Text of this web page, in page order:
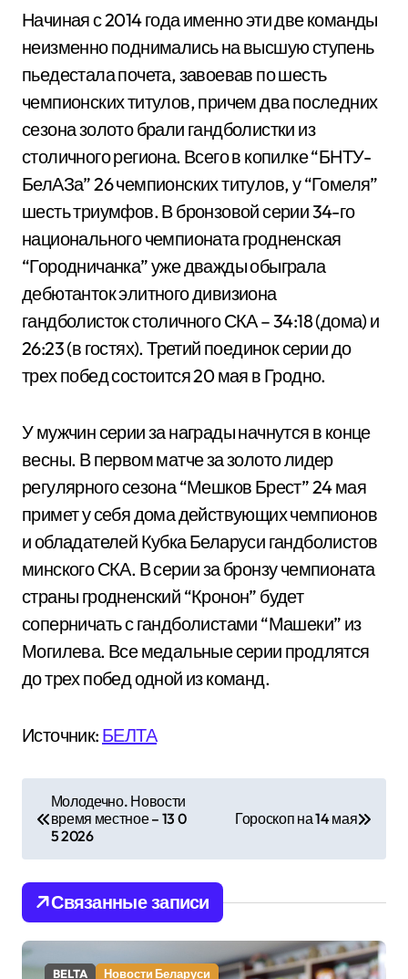
Начиная с 2014 года именно эти две команды
неизменно поднимались на высшую ступень
пьедестала почета, завоевав по шесть
чемпионских титулов, причем два последних
сезона золото брали гандболистки из
столичного региона. Всего в копилке “БНТУ-
БелАЗа” 26 чемпионских титулов, у “Гомеля”
шесть триумфов. В бронзовой серии 34-го
национального чемпионата гродненская
“Городничанка” уже дважды обыграла
дебютанток элитного дивизиона
гандболисток столичного СКА – 34:18 (дома) и
26:23 (в гостях). Третий поединок серии до
трех побед состоится 20 мая в Гродно.
У мужчин серии за награды начнутся в конце
весны. В первом матче за золото лидер
регулярного сезона “Мешков Брест” 24 мая
примет у себя дома действующих чемпионов
и обладателей Кубка Беларуси гандболистов
минского СКА. В серии за бронзу чемпионата
страны гродненский “Кронон” будет
соперничать с гандболистами “Машеки” из
Могилева. Все медальные серии продлятся
до трех побед одной из команд.
Источник: БЕЛТА
в
и
г
Молодечно. Новости
время местное – 13 0
5 2026
Гороскоп на 14 мая
Связанные записи
BELTA Новости Беларуси